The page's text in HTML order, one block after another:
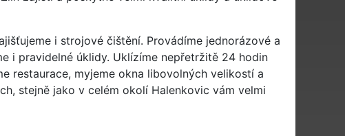
i strojové čištění. Provádíme jednorázové a
i pravidelné úklidy. Uklízíme nepřetržitě 24 hodin
restaurace, myjeme okna libovolných velikostí a
stejně jako v celém okolí Halenkovic vám velmi